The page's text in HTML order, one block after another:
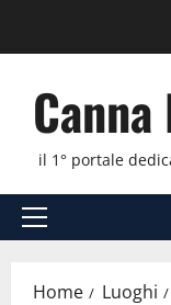
il 1° portale
Menu
Home Luoghi